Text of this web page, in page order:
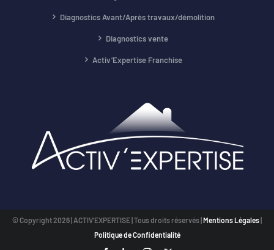
Diagnostics Avant/Après travaux/démolition
Diagnostics vente
Activ’Expertise Franchise
© Copyright2026 | ACTIV'EXPERTISE | Tous droits réservés |Mentions Légales|
Politique de Confidentialité